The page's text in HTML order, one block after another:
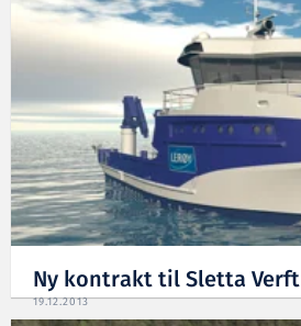
Ny kontrakt til Sletta Verft
19.12.2013